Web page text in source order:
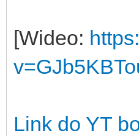
[Wideo:
Link do YT